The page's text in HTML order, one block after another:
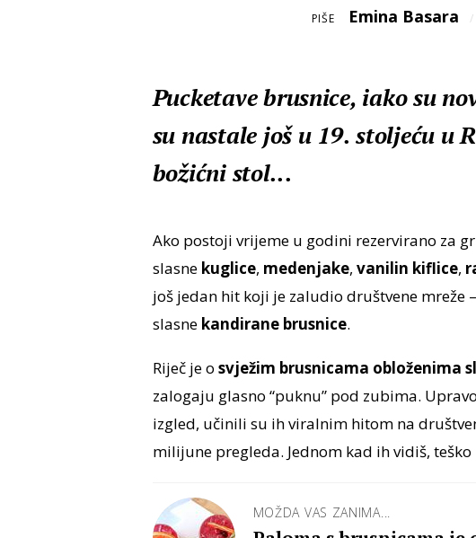
PIŠE Emina Basara /
Pucketave brusnice, iako su
su nastale još u 19. stoljeću u
božićni stol...
Ako postoji vrijeme u godini rezervirano za
slasnekuglice, medenjake, vanilin kiflice,
još jedan hit koji je zaludio društvene mreže –
slasne kandirane brusnice.
Riječ je o svježim brusnicama obloženima
zalogaju glasno “puknu” pod zubima.
izgled, učinili su ih viralnim hitom na
milijune pregleda. Jednom kad ih vidiš,
MOŽDA VAS ZANIMA...